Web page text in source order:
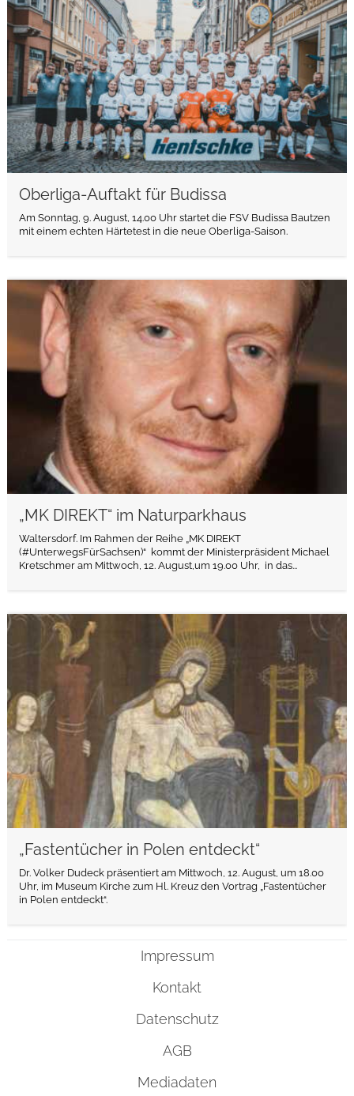
Oberliga-Auftakt für Budissa
Am Sonntag, 9. August, 14.00 Uhr startet die FSV Budissa Bautzen
mit einem echten Härtetest in die neue Oberliga-Saison.
„MK DIREKT“ im Naturparkhaus
Waltersdorf. Im Rahmen der Reihe „MK DIREKT
(#UnterwegsFürSachsen)“ kommt der Ministerpräsident Michael
Kretschmer am Mittwoch, 12. August,um 19.00 Uhr, in das...
weiterlesen
„Fastentücher in Polen entdeckt“
Dr. Volker Dudeck präsentiert am Mittwoch, 12. August, um 18.00
Uhr, im Museum Kirche zum Hl. Kreuz den Vortrag „Fastentücher
in Polen entdeckt“.
weiterlesen
Impressum
Kontakt
Datenschutz
AGB
Mediadaten